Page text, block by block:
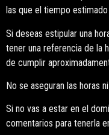
las que el tiempo
Si deseas estipular una
tener una referencia de la
de cumplir
No se aseguran las horas
Si no vas a estar en el
comentarios para tenerla